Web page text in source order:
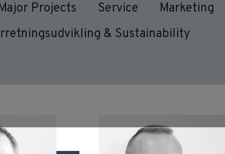
Projects Service
Marketing
& Sustainability